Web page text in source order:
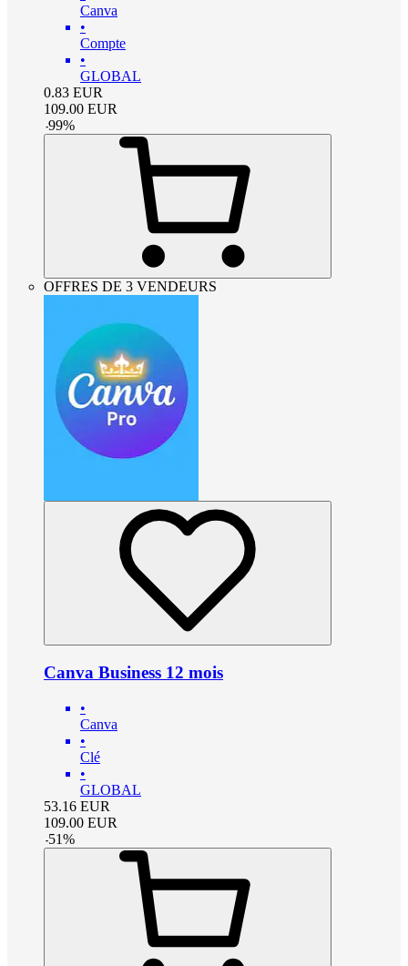
Canva
•
Compte
•
GLOBAL
0.83 EUR
109.00 EUR
-99%
OFFRES DE 3 VENDEURS
Canva Business 12 mois
•
Canva
•
Clé
•
GLOBAL
53.16 EUR
109.00 EUR
-51%